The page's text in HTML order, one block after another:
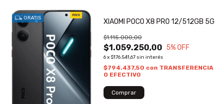
GRATIS XIAOMI POCO X8 PRO 12/512GB 5G
$1.059.250,00
$1.115.000,00
5% OFF
6x $176.541,67 sin interés
$794.437,50 con TRANSFERENCIA
O EFECTIVO